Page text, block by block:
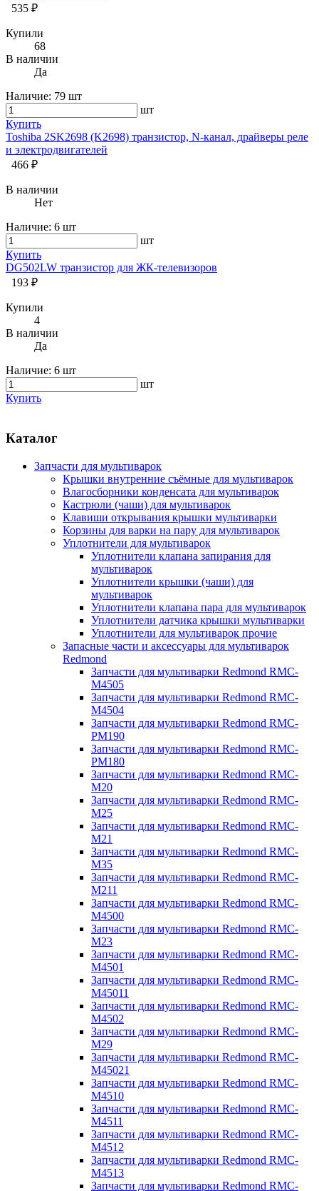
535 ₽
Купили
68
В наличии
Да
Наличие: 79 шт
шт
Купить
Toshiba 2SK2698 (K2698) транзистор, N-канал, драйверы реле
и электродвигателей
466 ₽
В наличии
Нет
Наличие: 6 шт
шт
Купить
DG502LW транзистор для ЖК-телевизоров
193 ₽
Купили
4
В наличии
Да
Наличие: 6 шт
шт
Купить
Каталог
Запчасти для мультиварок
Крышки внутренние съёмные для мультиварок
Влагосборники конденсата для мультиварок
Кастрюли (чаши) для мультиварок
Клавиши открывания крышки мультиварки
Корзины для варки на пару для мультиварок
Уплотнители для мультиварок
Уплотнители клапана запирания для
мультиварок
Уплотнители крышки (чаши) для
мультиварок
Уплотнители клапана пара для мультиварок
Уплотнители датчика крышки мультиварки
Уплотнители для мультиварок прочие
Запасные части и аксессуары для мультиварок
Redmond
Запчасти для мультиварки Redmond RMC-
M4505
Запчасти для мультиварки Redmond RMC-
M4504
Запчасти для мультиварки Redmond RMC-
PM190
Запчасти для мультиварки Redmond RMC-
PM180
Запчасти для мультиварки Redmond RMC-
M20
Запчасти для мультиварки Redmond RMC-
M25
Запчасти для мультиварки Redmond RMC-
M21
Запчасти для мультиварки Redmond RMC-
M35
Запчасти для мультиварки Redmond RMC-
M211
Запчасти для мультиварки Redmond RMC-
M4500
Запчасти для мультиварки Redmond RMC-
M23
Запчасти для мультиварки Redmond RMC-
M4501
Запчасти для мультиварки Redmond RMC-
M45011
Запчасти для мультиварки Redmond RMC-
M4502
Запчасти для мультиварки Redmond RMC-
M29
Запчасти для мультиварки Redmond RMC-
M45021
Запчасти для мультиварки Redmond RMC-
M4510
Запчасти для мультиварки Redmond RMC-
M4511
Запчасти для мультиварки Redmond RMC-
M4512
Запчасти для мультиварки Redmond RMC-
M4513
Запчасти для мультиварки Redmond RMC-